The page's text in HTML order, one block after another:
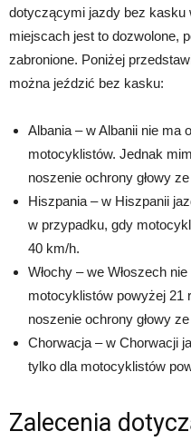
dotyczącymi jazdy bez kasku
miejscach jest to dozwolone,
zabronione. Poniżej
można jeździć bez kasku:
Albania – w Albanii nie ma
motocyklistów. Jednak
noszenie ochrony głowy
Hiszpania – w Hiszpanii
w przypadku, gdy
40 km/h.
Włochy – we Włoszech
motocyklistów powyżej 21
noszenie ochrony głowy
Chorwacja – w Chorwacji
tylko dla motocyklistów
Zalecenia